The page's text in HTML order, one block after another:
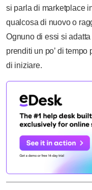
si parla di marketplace
qualcosa di nuovo o
Ognuno di essi si
prenditi un po’ di
di iniziare.